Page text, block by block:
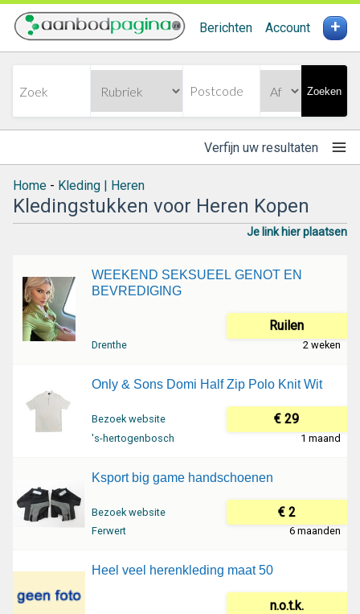
Berichten Account +
Zoeken
Verfijn uw resultaten
Home - Kleding | Heren
Kledingstukken voor Heren Kopen
Je link hier plaatsen
WEEKEND SEKSUEEL GENOT EN
BEVREDIGING
Ruilen
Drenthe 2 weken
Only & Sons Domi Half Zip Polo Knit Wit
Bezoek website € 29
's-hertogenbosch 1 maand
Ksport big game handschoenen
Bezoek website € 2
Ferwert 6 maanden
Heel veel herenkleding maat 50
n.o.t.k.